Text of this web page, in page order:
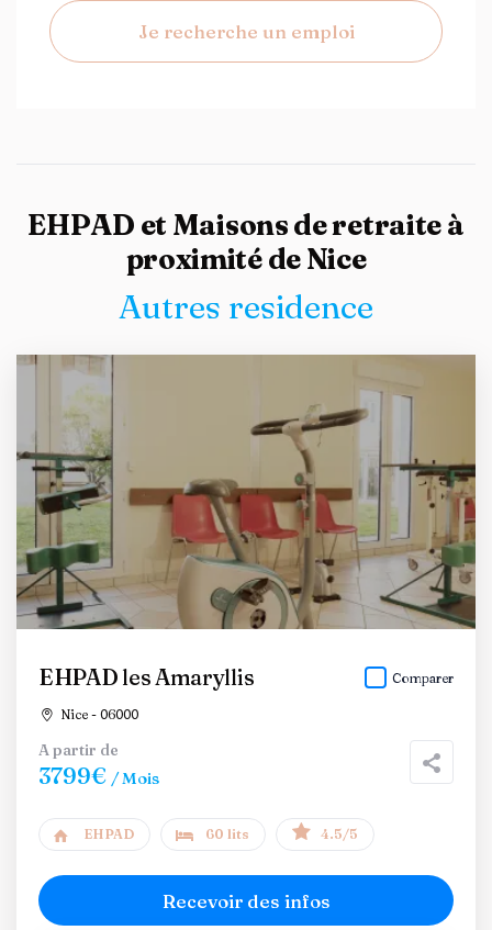
Je recherche un emploi
EHPAD et Maisons de retraite à
proximité de Nice
Autres residence
EHPAD les Amaryllis
Nice - 06000
Comparer
A partir de
3799€ / Mois
EHPAD 60 lits 4.5/5
Recevoir des infos